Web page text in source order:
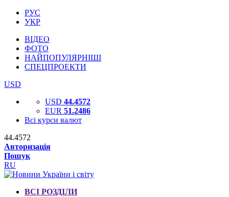
РУС
УКР
ВІДЕО
ФОТО
НАЙПОПУЛЯРНІШІ
СПЕЦПРОЕКТИ
USD
USD 44.4572
EUR 51.2486
Всі курси валют
44.4572
Авторизація
Пошук
RU
ВСІ РОЗДІЛИ